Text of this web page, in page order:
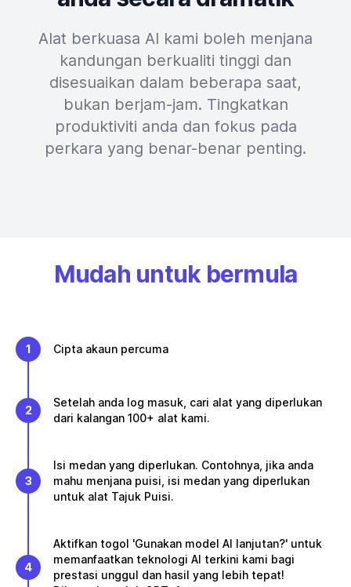
Alat berkuasa AI kami boleh menjana
kandungan berkualiti tinggi dan
disesuaikan dalam beberapa saat,
bukan berjam-jam. Tingkatkan
produktiviti anda dan fokus pada
perkara yang benar-benar penting.
Mudah untuk bermula
1 Cipta akaun percuma
2
Setelah anda log masuk, cari alat yang diperlukan
dari kalangan 100+ alat kami.
3
Isi medan yang diperlukan. Contohnya, jika anda
mahu menjana puisi, isi medan yang diperlukan
untuk alat Tajuk Puisi.
4
Aktifkan togol 'Gunakan model AI lanjutan?' untuk
memanfaatkan teknologi AI terkini kami bagi
prestasi unggul dan hasil yang lebih tepat!